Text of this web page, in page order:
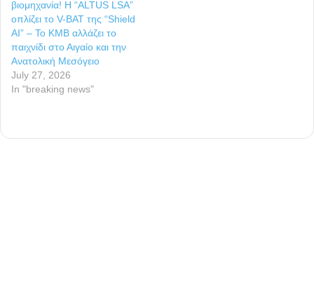
βιομηχανία! Η “ALTUS LSA”
οπλίζει το V-BAT της “Shield
AI” – To KMB αλλάζει το
παιχνίδι στο Αιγαίο και την
Ανατολική Μεσόγειο
July 27, 2026
In "breaking news"